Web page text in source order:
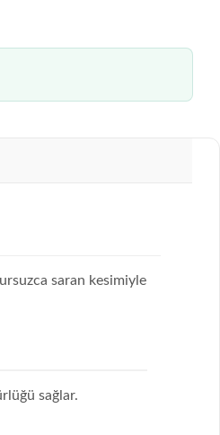
saran kesimiyle
sağlar.